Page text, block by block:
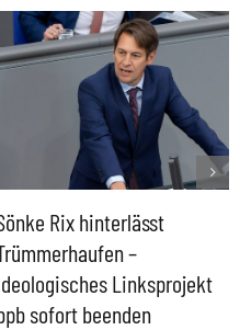
Rix hinterlässt
–
Linksprojekt
sofort beenden